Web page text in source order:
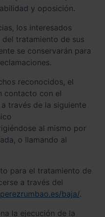
y oposición.
los interesados
tratamiento de sus
se conservarán para
reconocidos, el
contacto con el
través de la siguiente
al mismo por
o llamando al
para el tratamiento de
a través del
baja/.
la ejecución de la